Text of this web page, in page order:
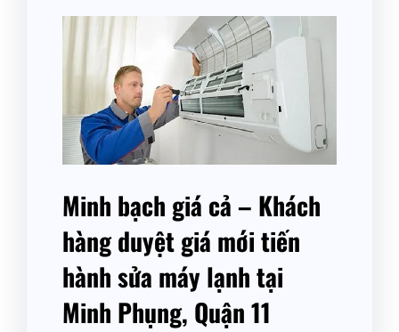
Minh bạch giá cả – Khách
hàng duyệt giá mới tiến
hành sửa máy lạnh tại
Minh Phụng, Quận 11